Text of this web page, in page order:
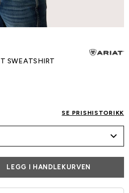
SWEATSHIRT
SE PRISHISTORIKK
LEGG I HANDLEKURVEN